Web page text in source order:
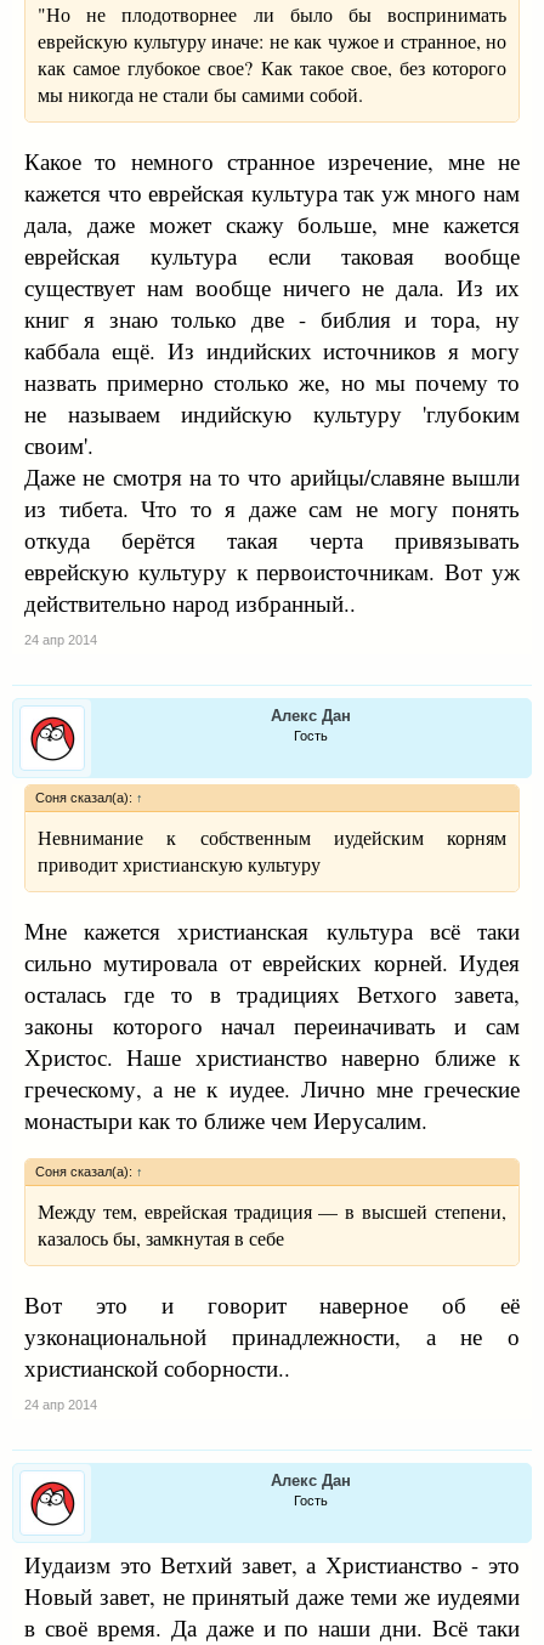
"Но не плодотворнее ли было бы воспринимать
еврейскую культуру иначе: не как чужое и странное, но
как самое глубокое свое? Как такое свое, без которого
мы никогда не стали бы самими собой.
Какое то немного странное изречение, мне не
кажется что еврейская культура так уж много нам
дала, даже может скажу больше, мне кажется
еврейская культура если таковая вообще
существует нам вообще ничего не дала. Из их
книг я знаю только две - библия и тора, ну
каббала ещё. Из индийских источников я могу
назвать примерно столько же, но мы почему то
не называем индийскую культуру 'глубоким
своим'.
Даже не смотря на то что арийцы/славяне вышли
из тибета. Что то я даже сам не могу понять
откуда берётся такая черта привязывать
еврейскую культуру к первоисточникам. Вот уж
действительно народ избранный..
24 апр 2014
Алекс Дан
Гость
Соня сказал(а): ↑
Невнимание к собственным иудейским корням
приводит христианскую культуру
Мне кажется христианская культура всё таки
сильно мутировала от еврейских корней. Иудея
осталась где то в традициях Ветхого завета,
законы которого начал переиначивать и сам
Христос. Наше христианство наверно ближе к
греческому, а не к иудее. Лично мне греческие
монастыри как то ближе чем Иерусалим.
Соня сказал(а): ↑
Между тем, еврейская традиция — в высшей степени,
казалось бы, замкнутая в себе
Вот это и говорит наверное об её
узконациональной принадлежности, а не о
христианской соборности..
24 апр 2014
Алекс Дан
Гость
Иудаизм это Ветхий завет, а Христианство - это
Новый завет, не принятый даже теми же иудеями
в своё время. Да даже и по наши дни. Всё таки